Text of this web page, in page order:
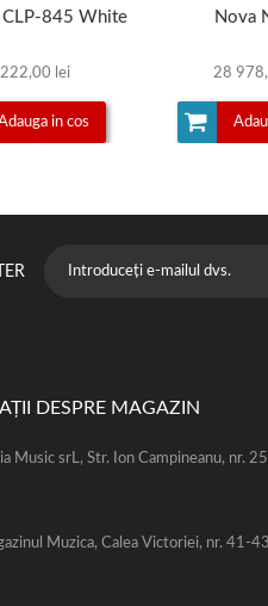
CLP-845 White
lei
in cos
Nova
28
DESPRE MAGAZIN
Music srL, Str. Ion Campineanu, nr.
Muzica, Calea Victoriei, nr. 41-